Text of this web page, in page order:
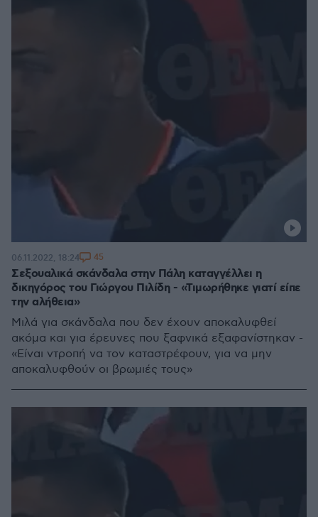
Σεξουαλικά σκάνδαλα στην Πάλη καταγγέλλει η
δικηγόρος του Γιώργου Πιλίδη - «Τιμωρήθηκε γιατί είπε
την αλήθεια»
Μιλά για σκάνδαλα που δεν έχουν αποκαλυφθεί
ακόμα και για έρευνες που ξαφνικά εξαφανίστηκαν -
«Είναι ντροπή να τον καταστρέφουν, για να μην
αποκαλυφθούν οι βρωμιές τους»
06.11.2022, 18:24 45